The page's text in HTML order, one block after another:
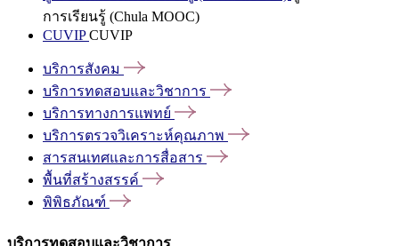
การเรียนรู้ (Chula MOOC)
CUVIPCUVIP
บริการสังคม
บริการทดสอบและวิชาการ
บริการทางการแพทย์
บริการตรวจวิเคราะห์คุณภาพ
สารสนเทศและการสื่อสาร
พื้นที่สร้างสรรค์
พิพิธภัณฑ์
บริการทดสอบและวิชาการ